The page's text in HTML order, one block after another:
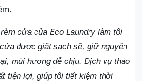
cửa của Eco Laundry làm tôi
được giặt sạch sẽ, giữ nguyên
mùi hương dễ chịu. Dịch vụ tháo
tiện lợi, giúp tôi tiết kiệm thời